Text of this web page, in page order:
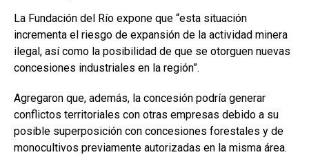
La Fundación del Río expone que “esta situación
incrementa el riesgo de expansión de la actividad minera
ilegal, así como la posibilidad de que se otorguen nuevas
concesiones industriales en la región”.
Agregaron que, además, la concesión podría generar
conflictos territoriales con otras empresas debido a su
posible superposición con concesiones forestales y de
monocultivos previamente autorizadas en la misma área.